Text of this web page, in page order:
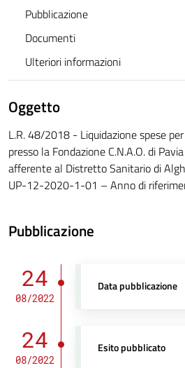
Pubblicazione
Documenti
Ulteriori informazioni
Oggetto
L.R. 48/2018 - Liquidazione spese
presso la Fondazione C.N.A.O. di
afferente al Distretto Sanitario di
UP-12-2020-1-01 – Anno di
Pubblicazione
24
08/2022
Data pubblicazione
24
08/2022
Esito pubblicato